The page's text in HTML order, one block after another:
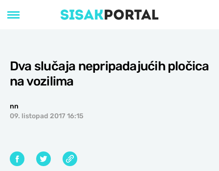
Dva slučaja nepripadajućih pločica
na vozilima
nn
09. listopad 2017 16:15